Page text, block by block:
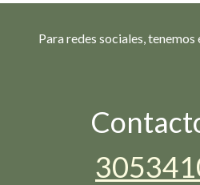
Para redes sociales, tenemos